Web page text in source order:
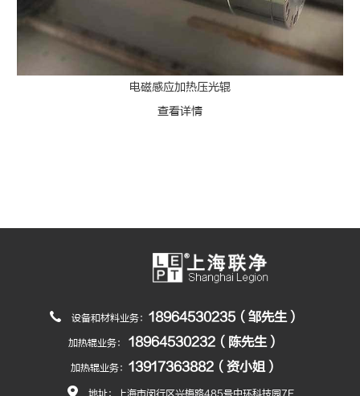
电磁感应加热压光辊
查看详情
设备和材料业务： 18964530235（邹先生）
加热辊业务： 18964530232（陈先生）
加热辊业务： 13917363882（资小姐）
地址：上海市闵行区兴梅路485号中环科技园7F